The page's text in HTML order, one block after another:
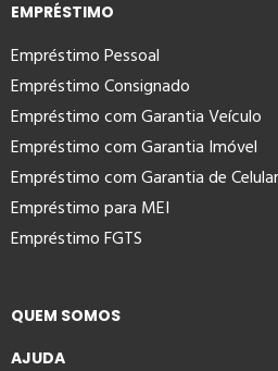
EMPRÉSTIMO
Empréstimo Pessoal
Empréstimo Consignado
Empréstimo com Garantia Veículo
Empréstimo com Garantia Imóvel
Empréstimo com Garantia de Celular
Empréstimo para MEI
Empréstimo FGTS
QUEM SOMOS
AJUDA